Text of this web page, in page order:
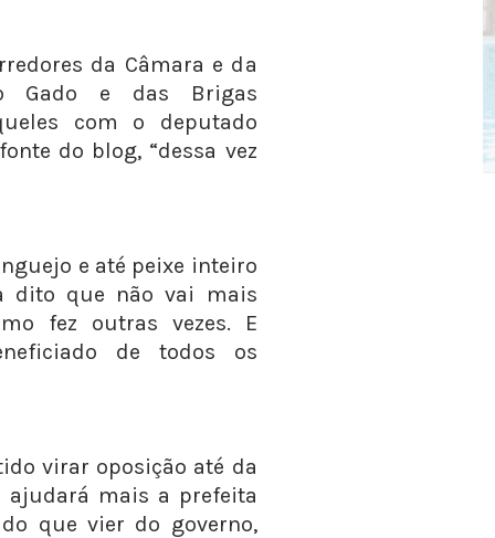
da Câmara e da
Gado e das Brigas
com o deputado
do blog, “dessa vez
e até peixe inteiro
dito que não vai mais
fez outras vezes. E
de todos os
virar oposição até da
mais a prefeita
que vier do governo,